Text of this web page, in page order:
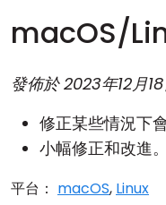
macOS/
發佈於2023年12月
修正某些情況下
小幅修正和改進。
平台： macOS, Linux